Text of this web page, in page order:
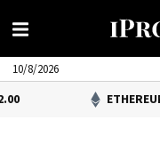
10/8/2026
ETHEREUM $1,903.41